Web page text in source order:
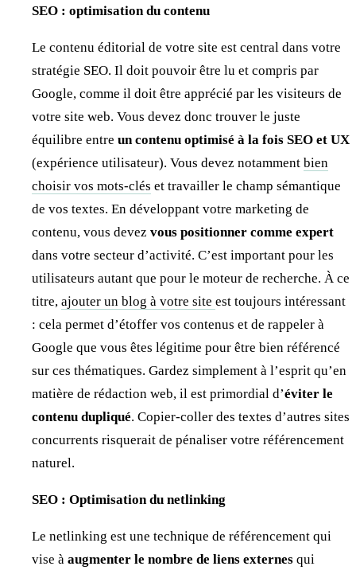
SEO : optimisation du contenu
Le contenu éditorial de votre site est central dans votre
stratégie SEO. Il doit pouvoir être lu et compris par
Google, comme il doit être apprécié par les visiteurs de
votre site web. Vous devez donc trouver le juste
équilibre entre un contenu optimisé à la fois SEO et UX
(expérience utilisateur). Vous devez notamment bien
choisir vos mots-clés et travailler le champ sémantique
de vos textes. En développant votre marketing de
contenu, vous devez vous positionner comme expert
dans votre secteur d’activité. C’est important pour les
utilisateurs autant que pour le moteur de recherche. À ce
titre, ajouter un blog à votre site est toujours intéressant
: cela permet d’étoffer vos contenus et de rappeler à
Google que vous êtes légitime pour être bien référencé
sur ces thématiques. Gardez simplement à l’esprit qu’en
matière de rédaction web, il est primordial d’éviter le
contenu dupliqué. Copier-coller des textes d’autres sites
concurrents risquerait de pénaliser votre référencement
naturel.
SEO : Optimisation du netlinking
Le netlinking est une technique de référencement qui
vise à augmenter le nombre de liens externes qui